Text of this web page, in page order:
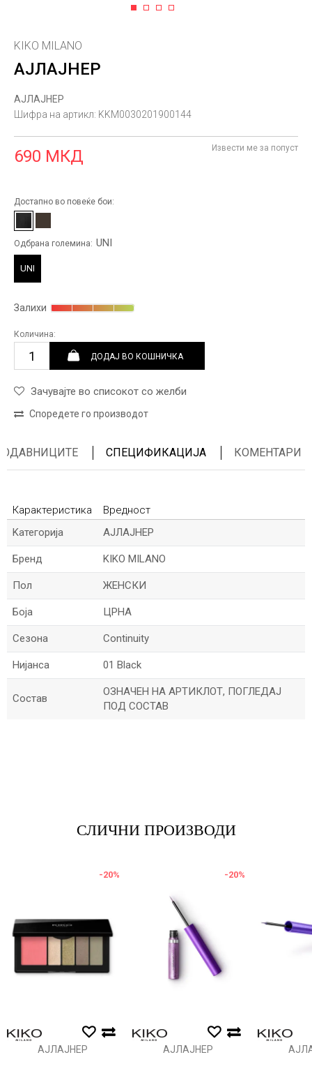
1 2 3 4
KIKO MILANO
АЈЛАЈНЕР
АЈЛАЈНЕР
Шифра на артикл: KKM0030201900144
690 МКД Извести ме за попуст
Достапно во повеќе бои:
Одбрана големина: UNI
UNI
Залихи
Количина:
ДОДАЈ ВО КОШНИЧКА
Зачувајте во списокот со желби
Споредете го производот
СПЕЦИФИКАЦИЈА КОМЕНТАРИ
Карактеристика
Вредност
Kатегорија
АЈЛАЈНЕР
Бренд KIKO MILANO
Пол ЖЕНСКИ
Боја ЦРНА
Сезона Continuity
Нијанса 01 Black
Состав
ОЗНАЧЕН НА АРТИКЛОТ, ПОГЛЕДАЈ
ПОД СОСТАВ
Анти спам заштита - пресметајте колку е 2 + 3 :
ИСПРАТИ
СЛИЧНИ ПРОИЗВОДИ
-20%
АЈЛАЈНЕР
-20%
АЈЛАЈНЕР